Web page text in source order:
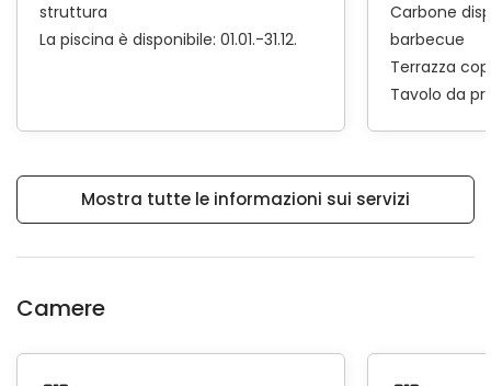
struttura
La piscina è disponibile: 01.01.-31.12.
Carbone
barbecue
Terrazza
Tavolo da
Mostra tutte le informazioni sui servizi
Camere